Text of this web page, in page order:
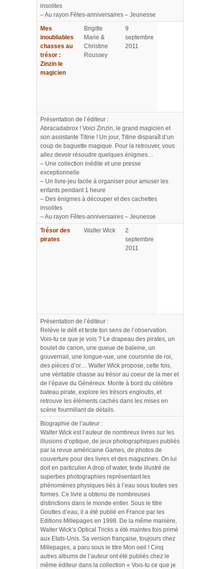
insolites
– Au rayon Fêtes-anniversaires – Jeunesse
Mes
inoubliables
chasses au
trésor :
Zinzin le
magicien
Brigitte
Marie &
Christine
Roussey
9
septembre
2011
Présentation de l’éditeur :
Abracadabrox ! Voici Zinzin, le grand magicien et
son assistante Titine ! Un jour, Titine disparaît d’un
coup de baguette magique. Pour la retrouver, vous
allez devoir résoudre quelques énigmes…
– Une collection inédite et une presse
exceptionnelle
– Un livre-jeu facile à organiser pour amuser les
enfants pendant 1 heure
– Des énigmes à découper et des cachettes
insolites
– Au rayon Fêtes-anniversaires – Jeunesse
Trésor des
pirates
Walter Wick
2
septembre
2011
Présentation de l’éditeur :
Relève le défi et teste ton sens de l’observation.
Vois-tu ce que je vois ? Le drapeau des pirates, un
boulet de canon, une queue de baleine, un
gouvernail, une longue-vue, une couronne de roi,
des pièces d’or… Walter Wick propose, cette fois,
une véritable chasse au trésor au coeur de la mer et
de l’épave du Généreux. Monte à bord du célèbre
bateau pirate, explore les trésors engloutis, et
retrouve les éléments cachés dans les mises en
scène fourmillant de détails.
Biographie de l’auteur :
Walter Wick est l’auteur de nombreux livres sur les
illusions d’optique, de jeux photographiques publiés
par la revue américaine Games, de photos de
couverture pour des livres et des magazines. On lui
doit en particulier A drop of water, texte illustré de
superbes photographies représentant les
phénomènes physiques liés à l’eau sous toutes ses
formes. Ce livre a obtenu de nombreuses
distinctions dans le monde entier. Sous le titre
Gouttes d’eau, il a été publié en France par les
Editions Millepages en 1998. De la même manière,
Walter Wick’s Optical Tricks a été maintes fois primé
aux Etats-Unis. Sa version française, toujours chez
Millepages, a paru sous le titre Mon oeil ! Cinq
autres albums de l’auteur ont été publiés chez le
même éditeur dans la collection « Vois-tu ce que je